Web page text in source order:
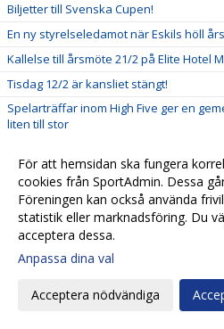
Biljetter till Svenska Cupen!
En ny styrelseledamot när Eskils höll
Kallelse till årsmöte 21/2 på Elite Hotel
Tisdag 12/2 är kansliet stängt!
Spelarträffar inom High Five ger en
liten till stor
Valberedningens förslag
Biljettsläpp Svenska Cupen!
Biljettinformation inför Svenska Cupen!
Kalle Olsson, ny klubbchef i Eskils
Seniorlagens träningsläger spikade
Eskils ungdomsläger 2019!
För att hemsidan ska fungera
cookies från SportAdmin. Dessa
Föreningen kan också använda
statistik eller marknadsföring. Du
acceptera dessa.
Anpassa dina val
Acceptera nödvändiga